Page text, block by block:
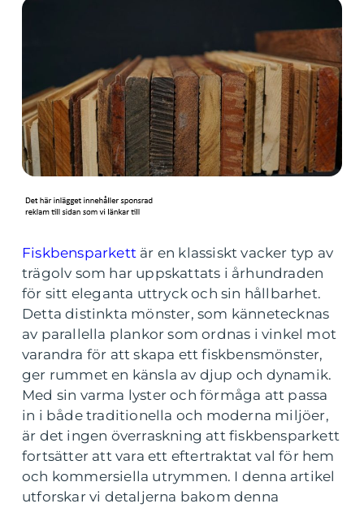
Fiskbensparkett är en klassiskt vacker typ av
trägolv som har uppskattats i århundraden
för sitt eleganta uttryck och sin hållbarhet.
Detta distinkta mönster, som kännetecknas
av parallella plankor som ordnas i vinkel mot
varandra för att skapa ett fiskbensmönster,
ger rummet en känsla av djup och dynamik.
Med sin varma lyster och förmåga att passa
in i både traditionella och moderna miljöer,
är det ingen överraskning att fiskbensparkett
fortsätter att vara ett eftertraktat val för hem
och kommersiella utrymmen. I denna artikel
utforskar vi detaljerna bakom denna